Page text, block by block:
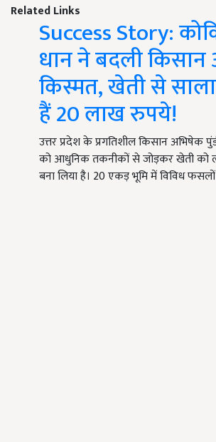
Related Links
Success Story:
धान ने बदली
किस्मत, खेती से
हैं 20 लाख रुपये!
उत्तर प्रदेश के प्रगतिशील किसान अभिषेक
को आधुनिक तकनीकों से जोड़कर खेती को
बना लिया है। 20 एकड़ भूमि में विविध